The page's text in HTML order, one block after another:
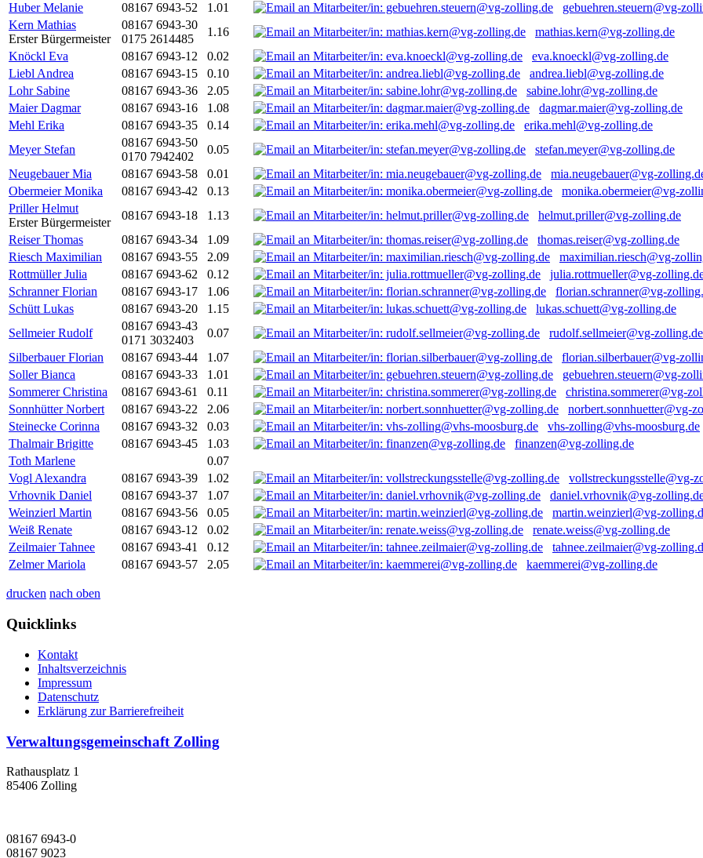
Huber Melanie
08167 6943-52 1.01
gebuehren.steuern@vg-
Kern Mathias
Erster Bürgermeister
08167 6943-30
0175 2614485
1.16
mathias.kern@vg-zolling.de
Knöckl Eva
08167 6943-12 0.02
eva.knoeckl@vg-zolling.de
Liebl Andrea
08167 6943-15 0.10
andrea.liebl@vg-zolling.de
Lohr Sabine
08167 6943-36 2.05
sabine.lohr@vg-zolling.de
Maier Dagmar
08167 6943-16 1.08
dagmar.maier@vg-zolling.de
Mehl Erika
08167 6943-35 0.14
erika.mehl@vg-zolling.de
Meyer Stefan
08167 6943-50
0170 7942402
0.05
stefan.meyer@vg-zolling.de
Neugebauer Mia
08167 6943-58 0.01
mia.neugebauer@vg-
Obermeier Monika
08167 6943-42 0.13
monika.obermeier@vg-
Priller Helmut
Erster Bürgermeister
08167 6943-18 1.13
helmut.priller@vg-zolling.de
Reiser Thomas
08167 6943-34 1.09
thomas.reiser@vg-zolling.de
Riesch Maximilian
08167 6943-55 2.09
maximilian.riesch@vg-
Rottmüller Julia
08167 6943-62 0.12
julia.rottmueller@vg-
Schranner Florian
08167 6943-17 1.06
florian.schranner@vg-
Schütt Lukas
08167 6943-20 1.15
lukas.schuett@vg-zolling.de
Sellmeier Rudolf
08167 6943-43
0171 3032403
0.07
rudolf.sellmeier@vg-zolling.de
Silberbauer Florian
08167 6943-44 1.07
florian.silberbauer@vg-
Soller Bianca
08167 6943-33 1.01
gebuehren.steuern@vg-
Sommerer Christina
08167 6943-61 0.11
christina.sommerer@vg-
Sonnhütter Norbert
08167 6943-22 2.06
norbert.sonnhuetter@vg-
Steinecke Corinna
08167 6943-32 0.03
vhs-zolling@vhs-moosburg.de
Thalmair Brigitte
08167 6943-45 1.03
finanzen@vg-zolling.de
Toth Marlene
0.07
Vogl Alexandra
08167 6943-39 1.02
vollstreckungsstelle@vg-
Vrhovnik Daniel
08167 6943-37 1.07
daniel.vrhovnik@vg-
Weinzierl Martin
08167 6943-56 0.05
martin.weinzierl@vg-
Weiß Renate
08167 6943-12 0.02
renate.weiss@vg-zolling.de
Zeilmaier Tahnee
08167 6943-41 0.12
tahnee.zeilmaier@vg-
Zelmer Mariola
08167 6943-57 2.05 kaemmerei@vg-zolling.de
drucken nach oben
Quicklinks
Kontakt
Inhaltsverzeichnis
Impressum
Datenschutz
Erklärung zur Barrierefreiheit
Verwaltungsgemeinschaft Zolling
Rathausplatz 1
85406 Zolling
08167 6943-0
08167 9023